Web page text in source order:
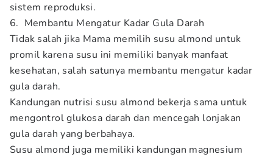
sistem reproduksi.
6. Membantu Mengatur Kadar Gula Darah
Tidak salah jika Mama memilih susu almond untuk
promil karena susu ini memiliki banyak manfaat
kesehatan, salah satunya membantu mengatur kadar
gula darah.
Kandungan nutrisi susu almond bekerja sama untuk
mengontrol glukosa darah dan mencegah lonjakan
gula darah yang berbahaya.
Susu almond juga memiliki kandungan magnesium